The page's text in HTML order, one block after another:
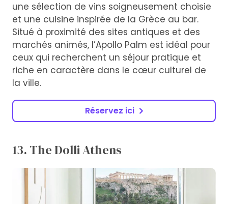
une sélection de vins soigneusement choisie
et une cuisine inspirée de la Grèce au bar.
Situé à proximité des sites antiques et des
marchés animés, l’Apollo Palm est idéal pour
ceux qui recherchent un séjour pratique et
riche en caractère dans le cœur culturel de
la ville.
Réservez ici
13. The Dolli Athens